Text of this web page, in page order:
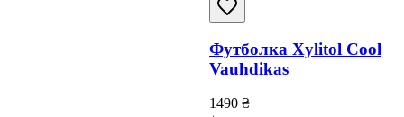
Футболка Xylitol Cool
Vauhdikas
1490 ₴